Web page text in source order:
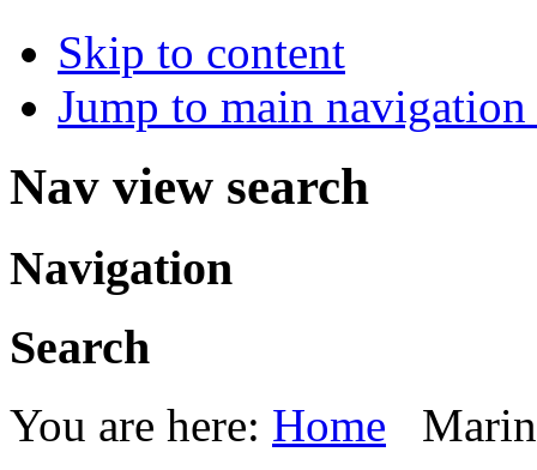
Skip to content
Jump to main
Nav view search
Navigation
Search
You are here: Home